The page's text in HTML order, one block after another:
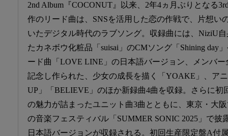
2nd Album『COCONUT』以来、2年4ヵ月ぶりとなる
作のリード曲は、SNSを活用した恋の作戦で、片想い
いたデジタル時代のラブソング。収録曲には、NiziU
たカネボウ化粧品「suisai」のCMソング「Shining day
ード曲「LOVE LINE」の日本語バージョン、メンバ
記念し作られた、少女の成長を描く「YOAKE」、ア
UP」「BELIEVE」のほか新録曲4曲を収録。さらに初
の魅力が詰まったユニット曲3曲とともに、東京・大
の音楽フェスティバル「SUMMER SONIC 2025」で披
日本語バージョンが収録される。初回生産限定盤A付